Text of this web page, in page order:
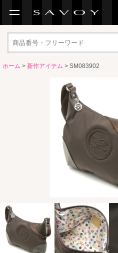
ホーム > 新作アイテム > SM083902